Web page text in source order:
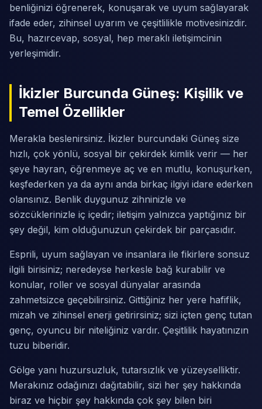
benliğinizi öğrenerek, konuşarak ve uyum sağlayarak
ifade eder, zihinsel uyarım ve çeşitlilikle motivesinizdir.
Bu, hazırcevap, sosyal, hep meraklı iletişimcinin
yerleşimidir.
İkizler Burcunda Güneş: Kişilik ve
Temel Özellikler
Merakla beslenirsiniz. İkizler burcundaki Güneş size
hızlı, çok yönlü, sosyal bir çekirdek kimlik verir — her
şeye hayran, öğrenmeye aç ve en mutlu, konuşurken,
keşfederken ya da aynı anda birkaç ilgiyi idare ederken
olansınız. Benlik duygunuz zihninizle ve
sözcüklerinizle iç içedir; iletişim yalnızca yaptığınız bir
şey değil, kim olduğunuzun çekirdek bir parçasıdır.
Esprili, uyum sağlayan ve insanlara ile fikirlere sonsuz
ilgili birisiniz; neredeyse herkesle bağ kurabilir ve
konular, roller ve sosyal dünyalar arasında
zahmetsizce geçebilirsiniz. Gittiğiniz her yere hafiflik,
mizah ve zihinsel enerji getirirsiniz; sizi içten genç tutan
genç, oyuncu bir niteliğiniz vardır. Çeşitlilik hayatınızın
tuzu biberidir.
Gölge yanı huzursuzluk, tutarsızlık ve yüzeyselliktir.
Merakınız odağınızı dağıtabilir, sizi her şey hakkında
biraz ve hiçbir şey hakkında çok şey bilen biri